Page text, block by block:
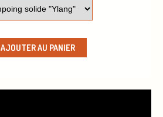
AJOUTER AU PANIER